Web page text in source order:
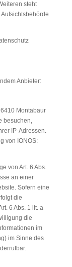
steht
Anbieter:
Montabaur
besuchen,
IP-Adressen.
von IONOS:
von Art. 6 Abs.
an einer
Sofern eine
die
6 Abs. 1 lit. a
die
im
im Sinne des